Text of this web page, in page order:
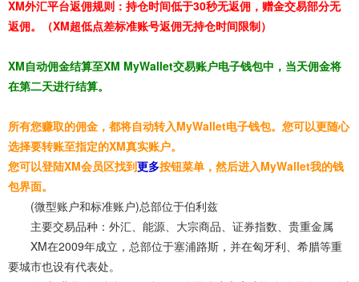
XM外汇平台返佣规则：持仓时间低于30秒无返佣，赠金交易部分无
返佣。（XM超低点差标准账号返佣无持仓时间限制）
XM自动佣金结算至XM MyWallet交易账户电子钱包中，当天佣金将
在第二天进行结算。
所有您赚取的佣金，都将自动转入MyWallet电子钱包。您可以更随心
选择要转账至指定的XM真实账户。
您可以登陆XM会员区找到更多按钮菜单，然后进入MyWallet我的钱
包界面。
(微型账户和标准账户)总部位于伯利兹
主要交易品种：外汇、能源、大宗商品、证券指数、贵重金属
XM在2009年成立，总部位于塞浦路斯，并在匈牙利、希腊等重
要城市也设有代表处。